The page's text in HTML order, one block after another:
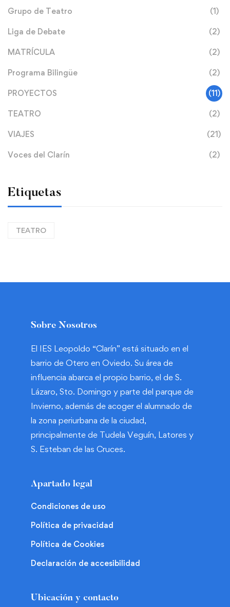
Grupo de Teatro (1)
Liga de Debate (2)
MATRÍCULA (2)
Programa Bilingüe (2)
PROYECTOS (11)
TEATRO (2)
VIAJES (21)
Voces del Clarín (2)
Etiquetas
TEATRO
Sobre Nosotros
El IES Leopoldo “Clarín” está situado en el
barrio de Otero en Oviedo. Su área de
influencia abarca el propio barrio, el de S.
Lázaro, Sto. Domingo y parte del parque de
Invierno, además de acoger el alumnado de
la zona periurbana de la ciudad,
principalmente de Tudela Veguín, Latores y
S. Esteban de las Cruces.
Apartado legal
Condiciones de uso
Política de privacidad
Política de Cookies
Declaración de accesibilidad
Ubicación y contacto